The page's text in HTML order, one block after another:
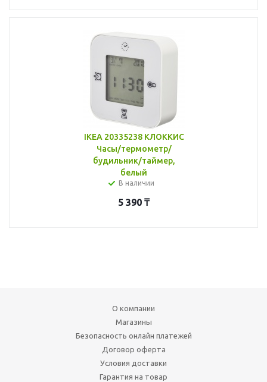
IKEA 20335238 КЛОККИС
Часы/термометр/
будильник/таймер,
белый
В наличии
5 390 ₸
О компании
Магазины
Безопасность онлайн платежей
Договор оферта
Условия доставки
Гарантия на товар